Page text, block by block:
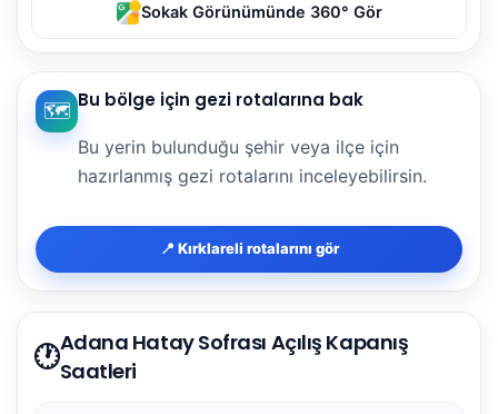
Sokak Görünümünde 360° Gör
🗺️ Bu bölge için gezi rotalarına bak
Bu yerin bulunduğu şehir veya ilçe için
hazırlanmış gezi rotalarını inceleyebilirsin.
📍 Kırklareli rotalarını gör
🕐Adana Hatay Sofrası Açılış Kapanış
Saatleri